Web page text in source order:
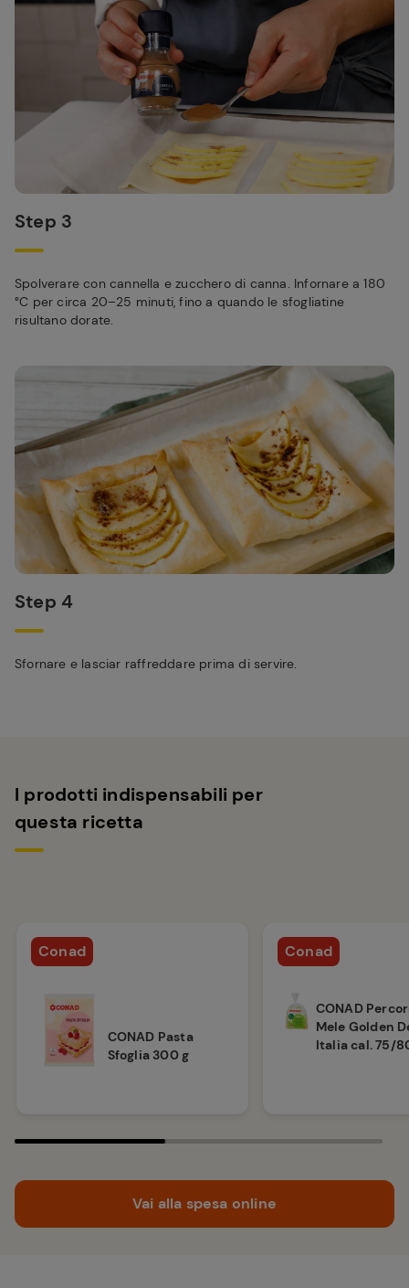
Step 3
Spolverare con cannella e zucchero di canna. Infornare a 180
°C per circa 20–25 minuti, fino a quando le sfogliatine
risultano dorate.
Step 4
Sfornare e lasciar raffreddare prima di servire.
I prodotti indispensabili per
questa ricetta
Conad
CONAD Pasta
Sfoglia 300 g
Conad
CONAD
Mele Golden
Italia cal. 75/
Vai alla spesa online